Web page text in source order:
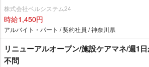
株式会社ベルシステム24
時給1,450円
アルバイト・パート / 契約社員 / 神奈川県
リニューアルオープン/施設ケアマネ/週1
不問